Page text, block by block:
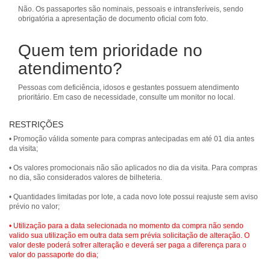
Não. Os passaportes são nominais, pessoais e intransferíveis, sendo
obrigatória a apresentação de documento oficial com foto.
Quem tem prioridade no
atendimento?
Pessoas com deficiência, idosos e gestantes possuem atendimento
prioritário. Em caso de necessidade, consulte um monitor no local.
RESTRIÇÕES
• Promoção válida somente para compras antecipadas em até 01 dia antes
da visita;
• Os valores promocionais não são aplicados no dia da visita. Para compras
no dia, são considerados valores de bilheteria.
• Quantidades limitadas por lote, a cada novo lote possui reajuste sem aviso
prévio no valor;
• Utilização para a data selecionada no momento da compra não sendo
valido sua utilização em outra data sem prévia solicitação de alteração. O
valor deste poderá sofrer alteração e deverá ser paga a diferença para o
valor do passaporte do dia;